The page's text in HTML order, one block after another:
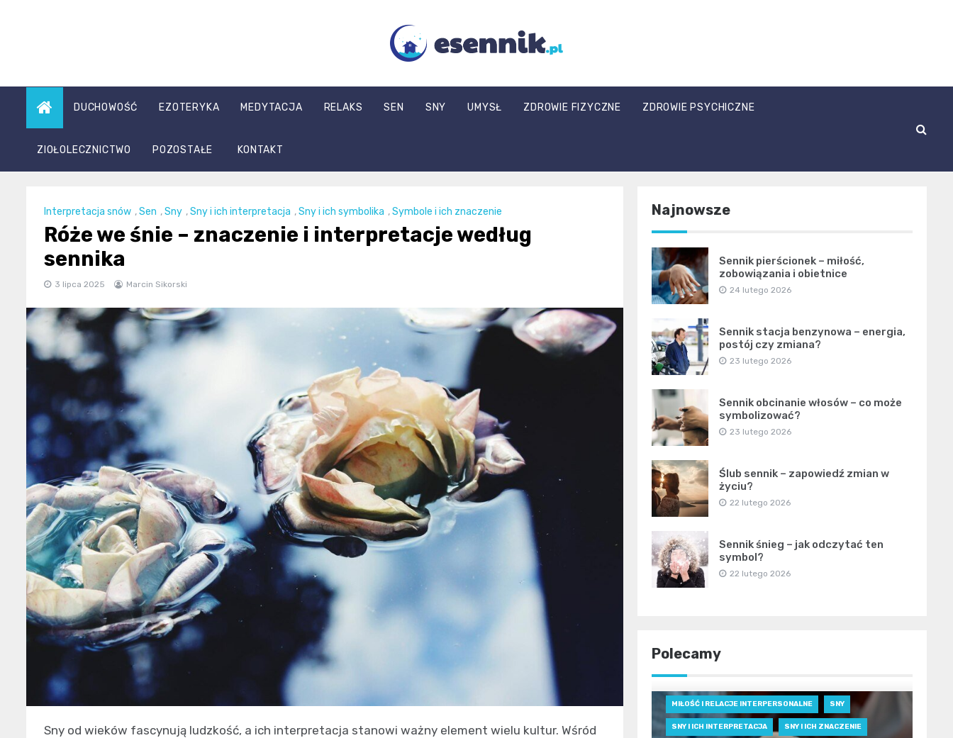
esennik.pl
DUCHOWOŚĆ EZOTERYKA MEDYTACJA RELAKS SEN SNY UMYSŁ ZDROWIE FIZYCZNE ZDROWIE PSYCHICZNE
ZIOŁOLECZNICTWO POZOSTAŁE KONTAKT
Interpretacja snów ,Sen ,Sny ,Sny i ich interpretacja ,Sny i ich symbolika ,Symbole i ich znaczenie
Róże we śnie – znaczenie i interpretacje według
sennika
3 lipca 2025 Marcin Sikorski
Sny od wieków fascynują ludzkość, a ich interpretacja stanowi ważny element wielu kultur. Wśród
Najnowsze
Sennik pierścionek – miłość,
zobowiązania i obietnice
24 lutego 2026
Sennik stacja benzynowa – energia,
postój czy zmiana?
23 lutego 2026
Sennik obcinanie włosów – co może
symbolizować?
23 lutego 2026
Ślub sennik – zapowiedź zmian w
życiu?
22 lutego 2026
Sennik śnieg – jak odczytać ten
symbol?
22 lutego 2026
Polecamy
MIŁOŚĆ I RELACJE INTERPERSONALNE SNY
SNY I ICH INTERPRETACJA SNY I ICH ZNACZENIE